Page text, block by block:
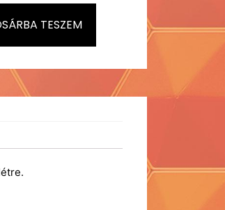
TESZEM